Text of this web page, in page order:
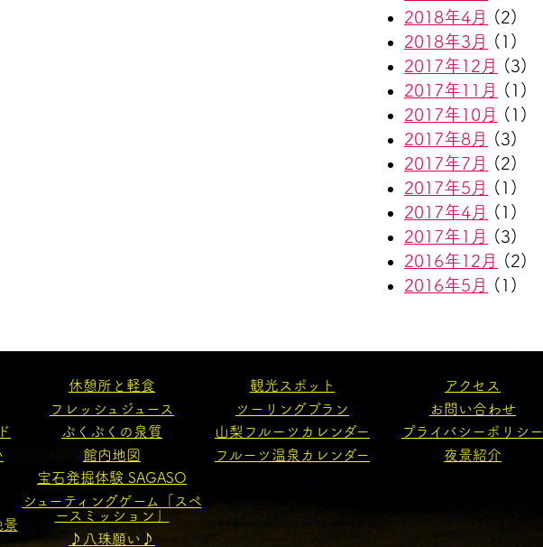
2018年4月
(2)
2018年3月
(1)
2017年12月
(3)
2017年11月
(1)
2017年10月
(1)
2017年8月
(3)
2017年7月
(2)
2017年5月
(1)
2017年4月
(1)
2017年1月
(3)
2016年12月
(2)
2016年5月
(1)
景
休憩所と軽食
フレッシュジュース
ぷくぷくの泉質
館内地図
宝石発掘体験 SAGASO
シューティングゲーム「スペ
ースミッション」
♪八珠願い♪
観光スポット
ツーリングプラン
山梨フルーツカレンダー
フルーツ温泉カレンダー
アクセス
お問い合わせ
プライバシーポリシー
夜景紹介